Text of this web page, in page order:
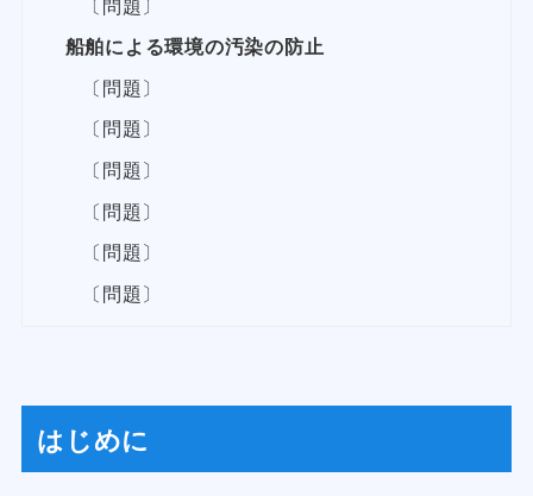
船舶による環境の汚染の防止
〔問題〕
〔問題〕
〔問題〕
〔問題〕
〔問題〕
〔問題〕
はじめに